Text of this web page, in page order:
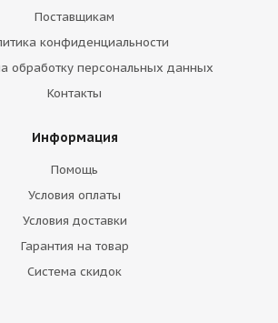
Поставщикам
конфиденциальности
обработку персональных данных
Контакты
Информация
Помощь
Условия оплаты
Условия доставки
Гарантия на товар
Система скидок